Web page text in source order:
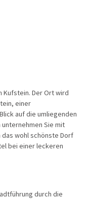
Kufstein. Der Ort wird
einer
auf die umliegenden
Sie mit
wohl schönste Dorf
bei einer leckeren
durch die